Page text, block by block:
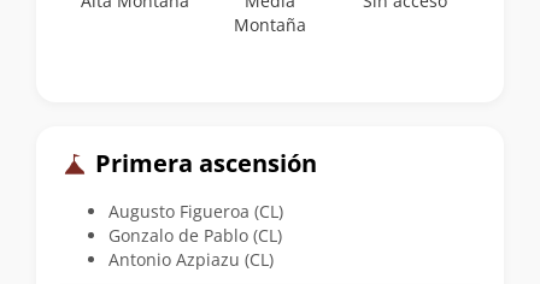
Montaña
Primera ascensión
Augusto Figueroa (CL)
Gonzalo de Pablo (CL)
Antonio Azpiazu (CL)